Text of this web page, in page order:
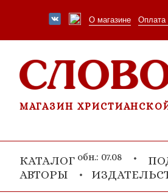
О магазине Оплата
МАГАЗИН
КАТАЛОГ обн.: 07.08
АВТОРЫ